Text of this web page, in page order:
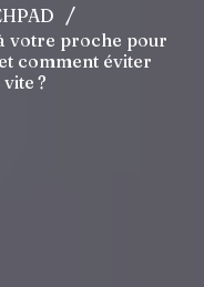
/
votre proche pour
comment éviter
?